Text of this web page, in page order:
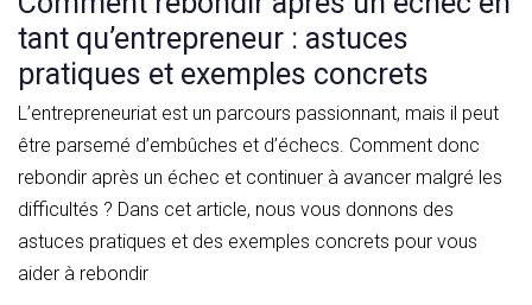
tant qu’entrepreneur : astuces
pratiques et exemples concrets
L’entrepreneuriat est un parcours passionnant, mais il peut
être parsemé d’embûches et d’échecs. Comment donc
rebondir après un échec et continuer à avancer malgré les
difficultés ? Dans cet article, nous vous donnons des
astuces pratiques et des exemples concrets pour vous
aider à rebondir